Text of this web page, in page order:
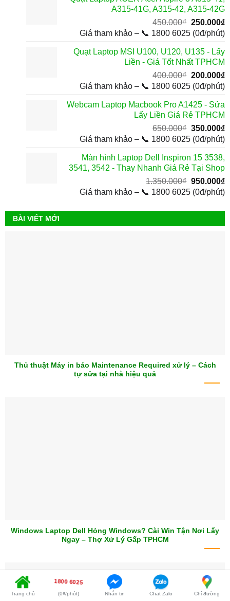
A315-41G, A315-42, A315-42G
450.000₫ Giá
gốc
450.000₫.
250.000₫
Giá tham khảo – 📞 1800 6025 (0đ/phút)
Quạt Laptop MSI U100, U120, U135 - Lấy
Liền - Giá Tốt Nhất TPHCM
400.000₫ Giá
gốc
400.000₫.
200.000₫
Giá tham khảo – 📞 1800 6025 (0đ/phút)
Webcam Laptop Macbook Pro A1425 - Sửa
Lấy Liền Giá Rẻ TPHCM
650.000₫ Giá
gốc
650.000₫.
350.000₫
Giá tham khảo – 📞 1800 6025 (0đ/phút)
Màn hình Laptop Dell Inspiron 15 3538,
3541, 3542 - Thay Nhanh Giá Rẻ Tại Shop
1.350.000₫ Giá
gốc
950.000₫
Giá tham khảo – 📞 1800 6025 (0đ/phút)
BÀI VIẾT MỚI
Thủ thuật Máy in báo Maintenance Required xử lý – Cách
tự sửa tại nhà hiệu quả
Windows Laptop Dell Hỏng Windows? Cài Win Tận Nơi Lấy
Ngay – Thợ Xử Lý Gấp TPHCM
Trang chủ
1800 6025
(0₫/phút) Nhắn tin Chat Zalo Chỉ đường